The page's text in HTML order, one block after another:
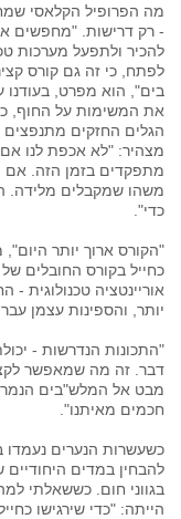
מה הפרופיל הקלאסי
- רק דרישות. "מחפשים
להכיר ולתפעל מערכות
לפתח, כי זה גם קורס
בים", הוא מפרט,
את המשימות על החוף,
הגלים החזקים
מצהיר: "לא אכפת לנו
מתפקדים בזמן הזה. אם
משהו שמקבלים מלידה.
כדי".
"הקורס ארוך יותר
אוריינטציה טכנולוגית -
יותר, והספינות עצמן
"התכונות הנדרשות -
דבר. זה מה שמאפשר
מבט אל המלש"בים
חכמים מאיתנו".
כשעשרות הנערים
להבחין במדים
בגווני חום. כששאלתי
הייתה: "כדי שירגישו